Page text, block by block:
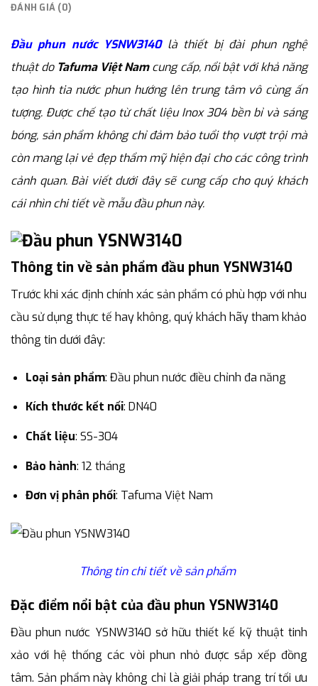
ĐÁNH GIÁ (0)
Đầu phun nước YSNW3140là thiết bị đài phun nghệ
thuật do Tafuma Việt Namcung cấp, nổi bật với khả năng
tạo hình tia nước phun hướng lên trung tâm vô cùng ấn
tượng. Được chế tạo từ chất liệu Inox 304 bền bỉ và sáng
bóng, sản phẩm không chỉ đảm bảo tuổi thọ vượt trội mà
còn mang lại vẻ đẹp thẩm mỹ hiện đại cho các công trình
cảnh quan. Bài viết dưới đây sẽ cung cấp cho quý khách
cái nhìn chi tiết về mẫu đầu phun này.
Thông tin về sản phẩm đầu phun YSNW3140
Trước khi xác định chính xác sản phẩm có phù hợp với nhu
cầu sử dụng thực tế hay không, quý khách hãy tham khảo
thông tin dưới đây:
Loại sản phẩm: Đầu phun nước điều chỉnh đa năng
Kích thước kết nối: DN40
Chất liệu: SS-304
Bảo hành: 12 tháng
Đơn vị phân phối: Tafuma Việt Nam
Thông tin chi tiết về sản phẩm
Đặc điểm nổi bật của đầu phun YSNW3140
Đầu phun nước YSNW3140 sở hữu thiết kế kỹ thuật tinh
xảo với hệ thống các vòi phun nhỏ được sắp xếp đồng
tâm. Sản phẩm này không chỉ là giải pháp trang trí tối ưu